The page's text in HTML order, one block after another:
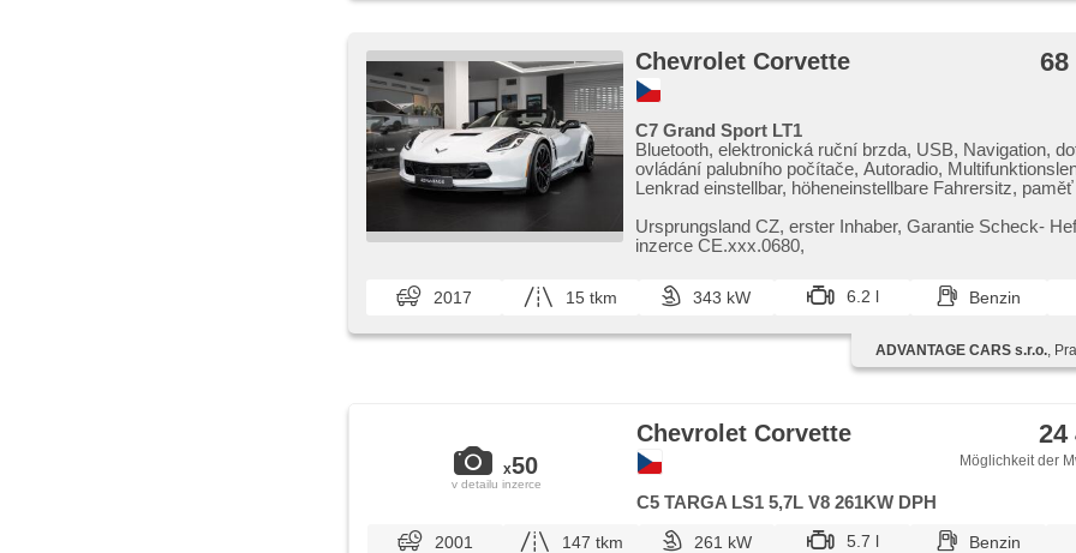
Chevrolet Corvette 68
C7 Grand Sport LT1
Bluetooth, elektronická ruční brzda, USB, Navigation,
ovládání palubního počítače, Autoradio,
Lenkrad einstellbar, höheneinstellbare Fahrersitz,
einstellbare Sitze, täglich Leuchten, Heck LED Leuchte,
Spiegel, El. Vorderscheiben, El. Deckel des Kofferraums,
Funkfernbedienung, parkovací senzory přední, Rolldach,
pohon, Handgetriebe, 7 Geschwindigkeitsgänge, erfüllt
Ursprungsland CZ,​ erster Inhaber,​ Garantie Scheck​-
inzerce CE.xxx.0680,​
2017 15 tkm 343 kW 6.2 l Benzin
ADVANTAGE CARS s.r.o.,
x50
v detailu inzerce
Chevrolet Corvette 24
Möglichkeit der
C5 TARGA LS1 5,7L V8 261KW DPH
2001 147 tkm 261 kW 5.7 l Benzin